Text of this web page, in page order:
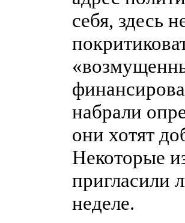
себя, здесь
набрали
они хотят
Некоторые
пригласили
неделе.